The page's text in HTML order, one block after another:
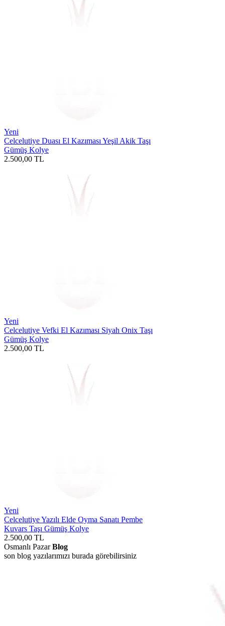
Yeni
Celcelutiye Duası El Kazıması Yeşil Akik Taşı
Gümüş Kolye
2.500,00 TL
Yeni
Celcelutiye Vefki El Kazıması Siyah Onix Taşı
Gümüş Kolye
2.500,00 TL
Yeni
Celcelutiye Yazılı Elde Oyma Sanatı Pembe
Kuvars Taşı Gümüş Kolye
2.500,00 TL
Osmanlı PazarBlog
son blog yazılarımızı burada görebilirsiniz